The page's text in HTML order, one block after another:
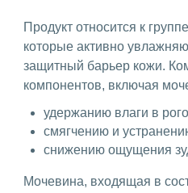
Продукт относится к
которые активно
защитный барьер кожи.
компонентов, включая
удержанию влаги в
смягчению и
снижению ощущения
Мочевина, входящая в